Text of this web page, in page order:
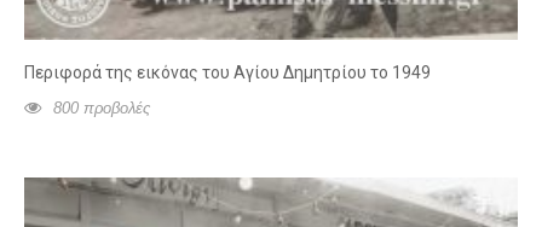
Περιφορά της εικόνας του Αγίου Δημητρίου το 1949
800 προβολές